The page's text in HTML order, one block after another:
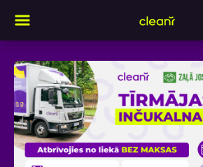
Aizpildi pieteikuma formu
sazināsimies
Vārds, Uzvārds